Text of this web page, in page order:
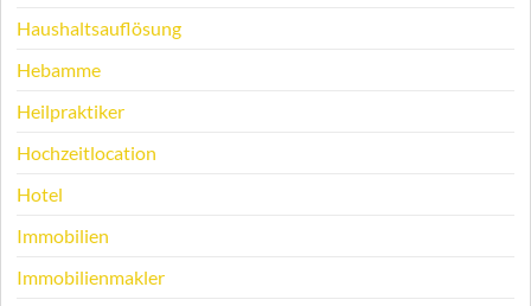
Haushaltsauflösung
Hebamme
Heilpraktiker
Hochzeitlocation
Hotel
Immobilien
Immobilienmakler